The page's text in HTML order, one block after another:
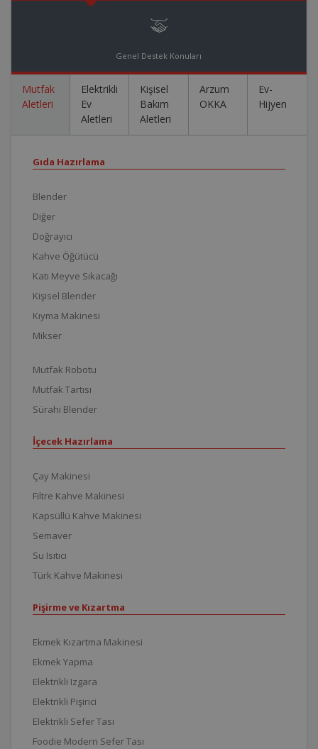
Genel Destek Konuları
Mutfak
Aletleri
Elektrikli
Ev
Aletleri
Kişisel
Bakım
Aletleri
Arzum
OKKA
Ev-
Hijyen
Gıda Hazırlama
Blender
Diğer
Doğrayıcı
Kahve Öğütücü
Katı Meyve Sıkacağı
Kişisel Blender
Kıyma Makinesi
Mikser
Mutfak Robotu
Mutfak Tartısı
Sürahi Blender
İçecek Hazırlama
Çay Makinesi
Filtre Kahve Makinesi
Kapsüllü Kahve Makinesi
Semaver
Su Isıtıcı
Türk Kahve Makinesi
Pişirme ve Kızartma
Ekmek Kızartma Makinesi
Ekmek Yapma
Elektrikli Izgara
Elektrikli Pişirici
Elektrikli Sefer Tası
Foodie Modern Sefer Tası